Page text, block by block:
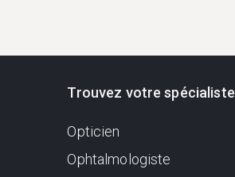
Trouvez votre spécialiste
Opticien
Ophtalmologiste